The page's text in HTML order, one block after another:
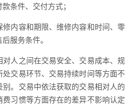
件、交付方式；
内容和期限、维修内容和时间、零
服务条件。
人之间在交易安全、交易成本、规
交易环节、交易持续时间等方面不
。交易中依法获取的交易相对人的
习惯等方面存在的差异不影响认定